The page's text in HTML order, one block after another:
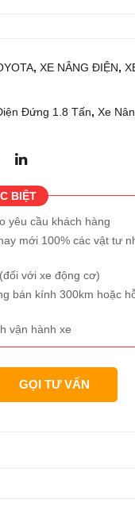
, XE NÂNG ĐIỆN,
Đứng 1.8 Tấn, Xe
BIỆT
yêu cầu khách hàng
mới 100% các vật tư
với xe động cơ)
bán kính 300km hoặc
vận hành xe
GỌI TƯ VẤN